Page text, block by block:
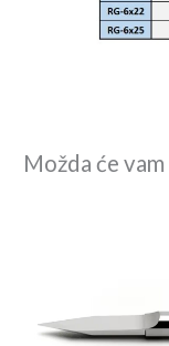
Možda će